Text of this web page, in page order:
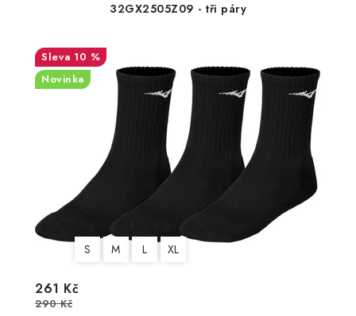
32GX2505Z09 - tři páry
10 %
Novinka
S M L XL
261 Kč
290 Kč